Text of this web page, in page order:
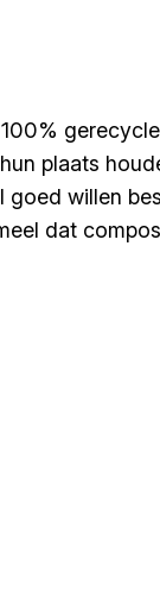
plaats
willen
dat